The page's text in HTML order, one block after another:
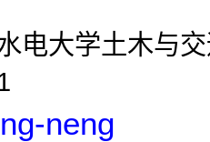
电大学土木与
neng